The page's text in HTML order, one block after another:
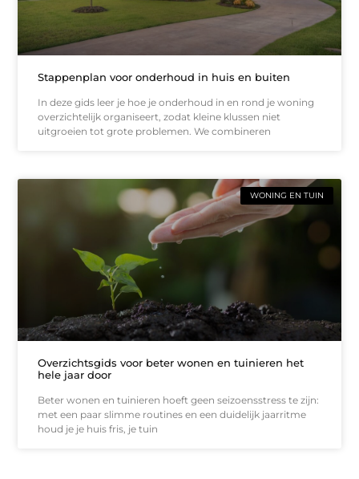
Stappenplan voor onderhoud in huis en buiten
In deze gids leer je hoe je onderhoud in en rond je woning
overzichtelijk organiseert, zodat kleine klussen niet
uitgroeien tot grote problemen. We combineren
WONING EN TUIN
Overzichtsgids voor beter wonen en tuinieren het
hele jaar door
Beter wonen en tuinieren hoeft geen seizoensstress te zijn:
met een paar slimme routines en een duidelijk jaarritme
houd je je huis fris, je tuin